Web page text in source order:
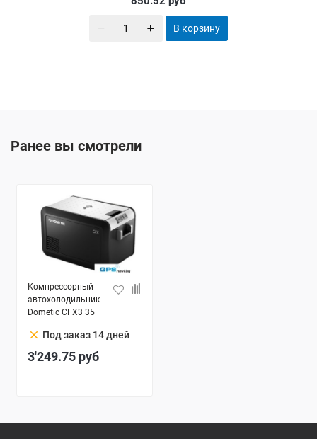
В корзину
Ранее вы смотрели
Компрессорный
автохолодильник
Dometic CFX3 35
clear Под заказ 14 дней
3'249.75 руб